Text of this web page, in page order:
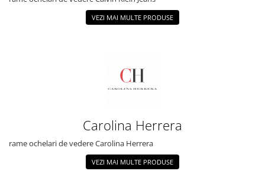
VEZI MAI MULTE PRODUSE
Carolina Herrera
rame ochelari de vedere Carolina Herrera
VEZI MAI MULTE PRODUSE